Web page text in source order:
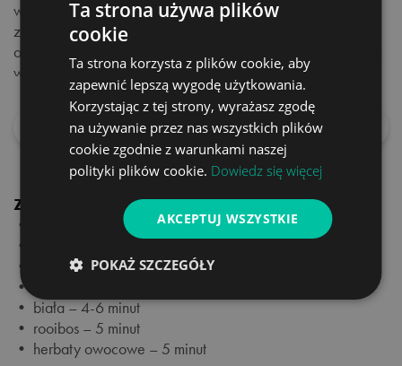
wnętrzem, nie tylko nowoczesnym. Wyróżniają się bogatą,
zróżnicowaną kolorystyką, inspirowaną aktualnie
obowiązującymi trendami oraz awangardowym, odważnym
wzornictwem. Marka Vialli Design w 2019 roku została
uhonorowanaLaurem KlientajakoTOP MARKA 2019
Czytaj dalej
Zalecany sposób parzenia
• czarna – 3 minuty
• czerwona i Oolong – 2-4 minuty
• czerwona i Oolong – 2-4 minuty
• zielona – 1-3 minuty
• biała – 4-6 minut
• rooibos – 5 minut
• herbaty owocowe – 5 minut
Ta strona używa plików
cookie
Ta strona korzysta z plików cookie, aby
zapewnić lepszą wygodę użytkowania.
Korzystając z tej strony, wyrażasz zgodę
na używanie przez nas wszystkich plików
cookie zgodnie z warunkami naszej
polityki plików cookie. Dowiedz się więcej
AKCEPTUJ WSZYSTKIE
POKAŻ SZCZEGÓŁY